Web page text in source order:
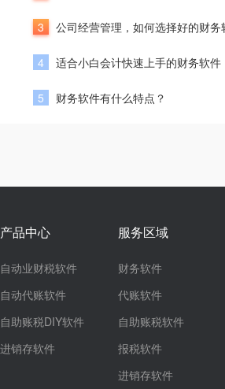
3 公司经营管理，如何选择好的财务
4 适合小白会计快速上手的财务软件
5 财务软件有什么特点？
产品中心
自动业财税软件
自动代账软件
自助账税DIY软件
进销存软件
服务区域
财务软件
代账软件
自助账税软件
报税软件
进销存软件